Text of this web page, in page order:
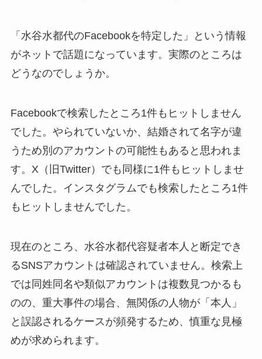
「水谷水都代のFacebookを特定した」という情報
がネットで話題になっています。実際のところは
どうなのでしょうか。
Facebookで検索したところ1件もヒットしません
でした。やられていないか、結婚されて名字が違
うため別のアカウントの可能性もあると思われま
す。X（旧Twitter）でも同様に1件もヒットしませ
んでした。インスタグラムでも検索したところ1件
もヒットしませんでした。
現在のところ、水谷水都代容疑者本人と断定でき
るSNSアカウントは確認されていません。検索上
では同姓同名や類似アカウントは複数見つかるも
のの、重大事件の場合、無関係の人物が「本人」
と誤認されるケースが頻発するため、慎重な見極
めが求められます。